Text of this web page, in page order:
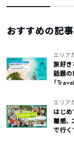
おすすめの記事
エリア
旅好き
話題の
「
エリア
はじめ
離感。
で行く